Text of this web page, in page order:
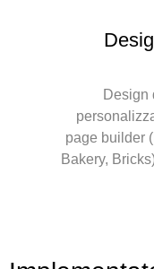
Design
page builder
Bakery,